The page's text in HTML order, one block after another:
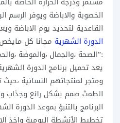
الخصوبة والاباضة ويوفر الرسم
القاعدية لتحديد يوم الاباضة
الدورة الشهرية مجانا كل
:”الصحة ،والجمال ،والموضة
يعد تحميل برنامج الدورة
ومتجر لمنتجاتهم النسائية
الطمث صمم بشكل رائع وجذاب
البرنامج بالتنبؤ بموعد الدورة
تخطيط الأنشطة اليومية واخذ